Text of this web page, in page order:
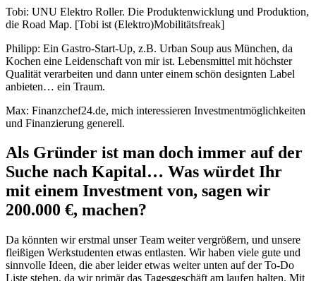
Tobi: UNU Elektro Roller. Die Produktenwicklung und Produktion,
die Road Map. [Tobi ist (Elektro)Mobilitätsfreak]
Philipp: Ein Gastro-Start-Up, z.B. Urban Soup aus München, da
Kochen eine Leidenschaft von mir ist. Lebensmittel mit höchster
Qualität verarbeiten und dann unter einem schön designten Label
anbieten… ein Traum.
Max: Finanzchef24.de, mich interessieren Investmentmöglichkeiten
und Finanzierung generell.
Als Gründer ist man doch immer auf der
Suche nach Kapital… Was würdet Ihr
mit einem Investment von, sagen wir
200.000 €, machen?
Da könnten wir erstmal unser Team weiter vergrößern, und unsere
fleißigen Werkstudenten etwas entlasten. Wir haben viele gute und
sinnvolle Ideen, die aber leider etwas weiter unten auf der To-Do
Liste stehen, da wir primär das Tagesgeschäft am laufen halten. Mit